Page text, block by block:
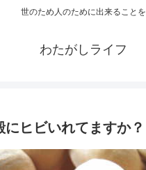
世のため人のために出来ることを
わたがしライフ
にヒビいれてますか？